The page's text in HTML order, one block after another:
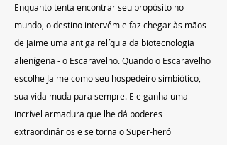
Enquanto tenta encontrar seu propósito no
mundo, o destino intervém e faz chegar às mãos
de Jaime uma antiga relíquia da biotecnologia
alienígena - o Escaravelho. Quando o Escaravelho
escolhe Jaime como seu hospedeiro simbiótico,
sua vida muda para sempre. Ele ganha uma
incrível armadura que lhe dá poderes
extraordinários e se torna o Super-herói